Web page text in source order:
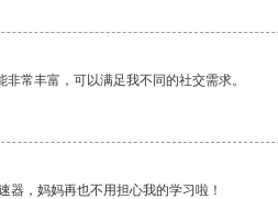
非常丰富，可以满足我不同的社交需求。
器，妈妈再也不用担心我的学习啦！